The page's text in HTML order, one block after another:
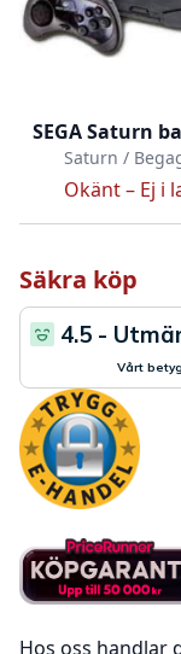
SEGA Saturn
Saturn /
Okänt – Ej i
Säkra köp
Hos oss handlar